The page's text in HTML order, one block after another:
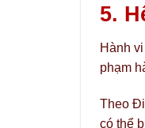
5.
Hành
phạm
Theo
có thể